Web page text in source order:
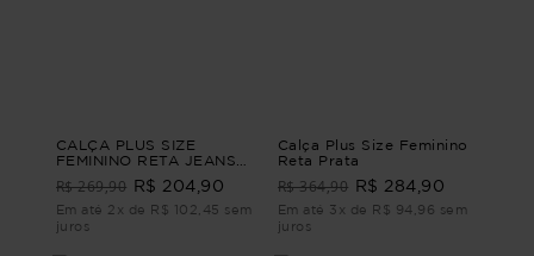
CALÇA PLUS SIZE
FEMININO RETA JEANS
DENGO Azul G1
R$ 269,90 R$ 204,90
Em até 2x de R$ 102,45 sem
juros
Calça Plus Size Feminino
Reta Prata
R$ 364,90 R$ 284,90
Em até 3x de R$ 94,96 sem
juros